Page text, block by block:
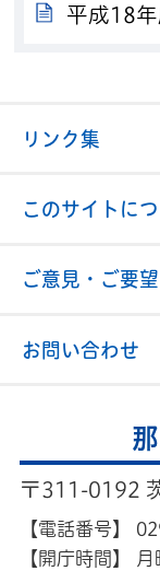
平成18
リンク集
このサイトに
ご意見・ご要望
お問い合わせ
〒311-0192
【電話番号】
【開庁時間】
月